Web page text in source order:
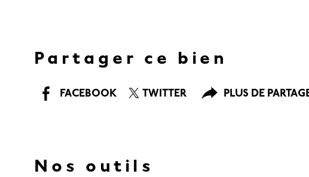
Partager ce bien
FACEBOOK TWITTER PLUS DE
Nos outils